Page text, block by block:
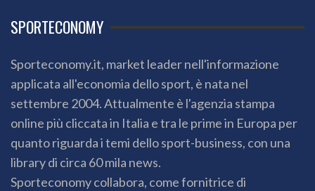
SPORTECONOMY
Sporteconomy.it, market leader nell'informazione
applicata all'economia dello sport, è nata nel
settembre 2004. Attualmente è l'agenzia stampa
online più cliccata in Italia e tra le prime in Europa per
quanto riguarda i temi dello sport-business, con una
library di circa 60 mila news.
Sporteconomy collabora, come fornitrice di